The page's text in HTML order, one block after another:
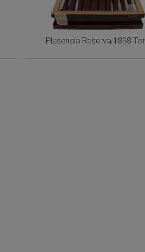
Plasencia Reserva 1898